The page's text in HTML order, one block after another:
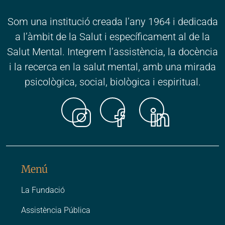
Som una institució creada l’any 1964 i dedicada
a l’àmbit de la Salut i específicament al de la
Salut Mental. Integrem l’assistència, la docència
i la recerca en la salut mental, amb una mirada
psicològica, social, biològica i espiritual.
Menú
La Fundació
Assistència Pública